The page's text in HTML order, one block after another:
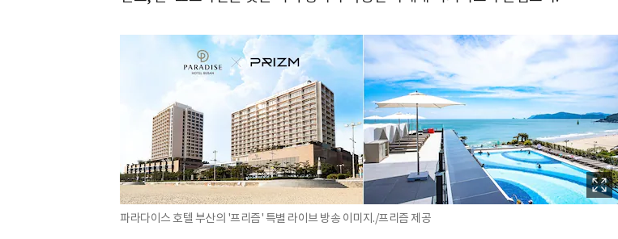
파라다이스 호텔 부산의 '프리즘' 특별 라이브 방송 이미지./프리즘 제공